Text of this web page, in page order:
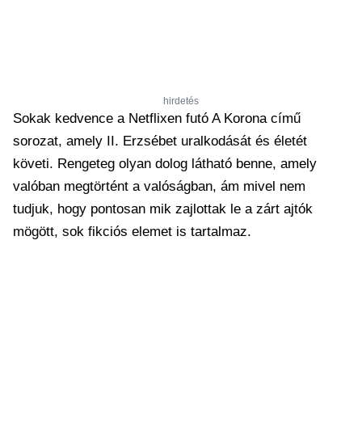
hirdetés
Sokak kedvence a Netflixen futó A Korona című
sorozat, amely II. Erzsébet uralkodását és életét
követi. Rengeteg olyan dolog látható benne, amely
valóban megtörtént a valóságban, ám mivel nem
tudjuk, hogy pontosan mik zajlottak le a zárt ajtók
mögött, sok fikciós elemet is tartalmaz.